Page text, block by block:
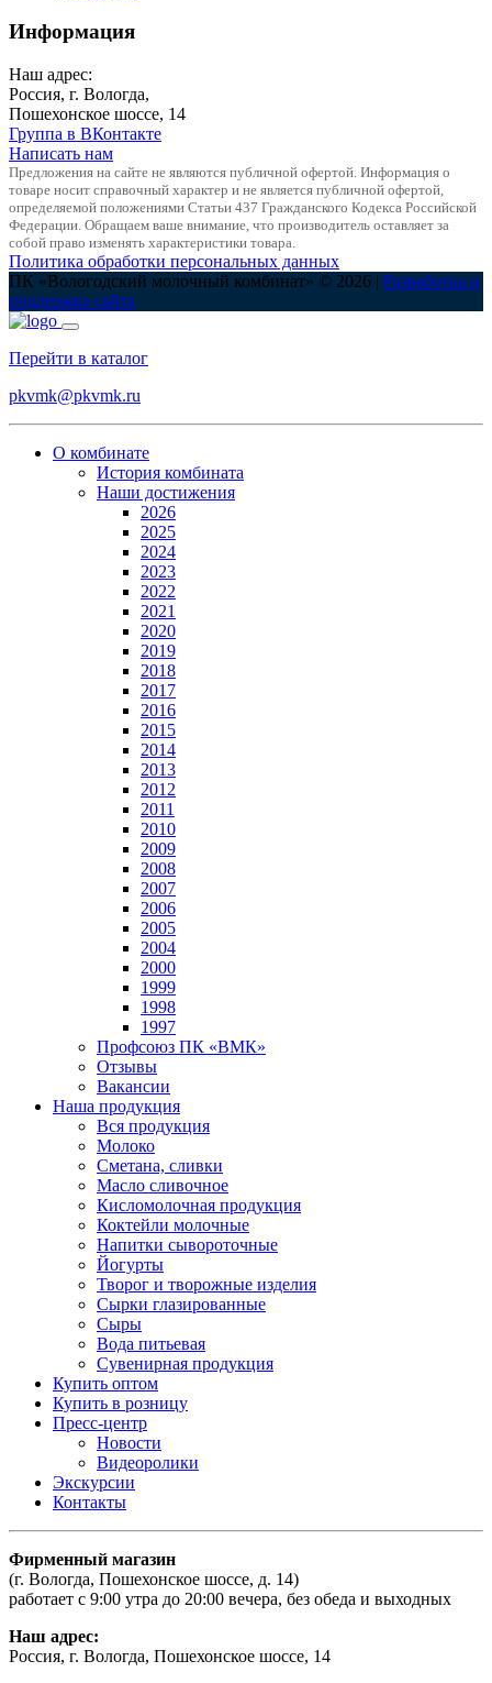
Информация
Наш адрес:
Россия, г. Вологда,
Пошехонское шоссе, 14
Группа в ВКонтакте
Написать нам
Предложения на сайте не являются публичной офертой. Информация о
товаре носит справочный характер и не является публичной офертой,
определяемой положениями Статьи 437 Гражданского Кодекса Российской
Федерации. Обращаем ваше внимание, что производитель оставляет за
собой право изменять характеристики товара.
Политика обработки персональных данных
ПК «Вологодский молочный комбинат» © 2026 | Разработка и
поддержка сайта
Перейти в каталог
pkvmk@pkvmk.ru
О комбинате
История комбината
Наши достижения
2026
2025
2024
2023
2022
2021
2020
2019
2018
2017
2016
2015
2014
2013
2012
2011
2010
2009
2008
2007
2006
2005
2004
2000
1999
1998
1997
Профсоюз ПК «ВМК»
Отзывы
Вакансии
Наша продукция
Вся продукция
Молоко
Сметана, сливки
Масло сливочное
Кисломолочная продукция
Коктейли молочные
Напитки сывороточные
Йогурты
Творог и творожные изделия
Сырки глазированные
Сыры
Вода питьевая
Сувенирная продукция
Купить оптом
Купить в розницу
Пресс-центр
Новости
Видеоролики
Экскурсии
Контакты
Фирменный магазин
(г. Вологда, Пошехонское шоссе, д. 14)
работает с 9:00 утра до 20:00 вечера, без обеда и выходных
Наш адрес:
Россия, г. Вологда, Пошехонское шоссе, 14